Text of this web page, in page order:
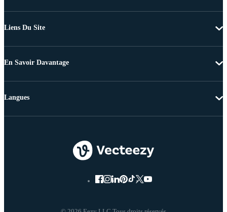
Liens Du Site
En Savoir Davantage
Langues